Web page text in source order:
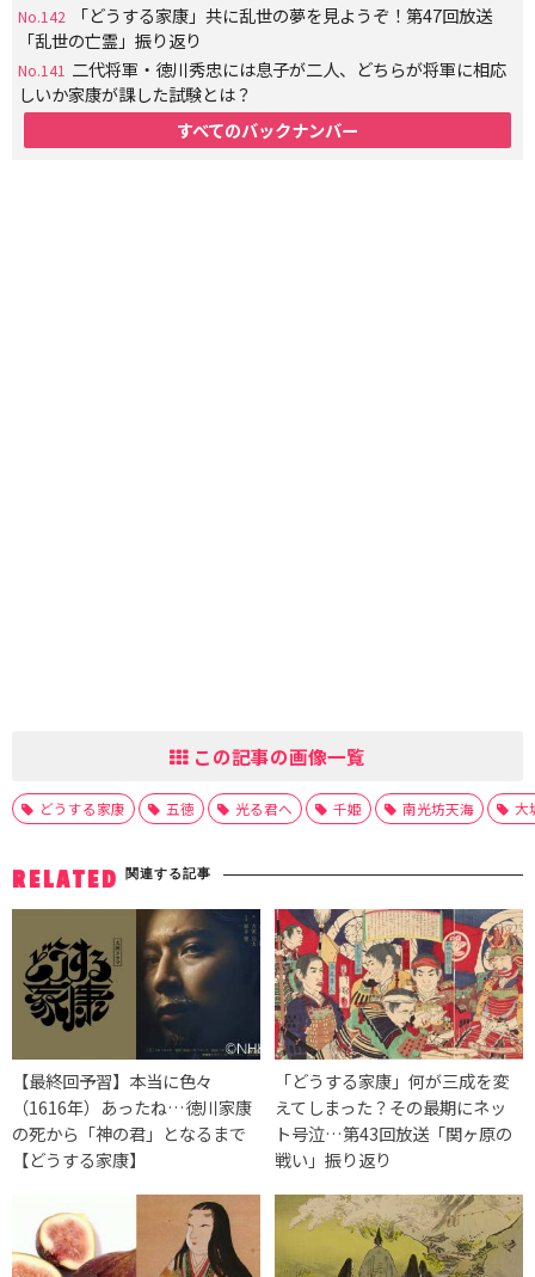
No.142
「どうする家康」共に乱世の夢を見ようぞ！第47回放送
「乱世の亡霊」振り返り
No.141 二代将軍・徳川秀忠には息子が二人、どちらが将軍に相応
しいか家康が課した試験とは？
すべてのバックナンバー
この記事の画像一覧
どうする家康 五徳 光る君へ 千姫 南光坊天海 大
RELATED 関連する記事
【最終回予習】本当に色々
（1616年）あったね…徳川家康
の死から「神の君」となるまで
【どうする家康】
「どうする家康」何が三成を変
えてしまった？その最期にネッ
ト号泣…第43回放送「関ヶ原の
戦い」振り返り